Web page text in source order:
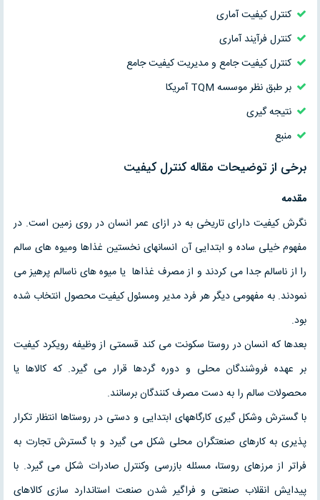
کنترل کیفیت آماری
کنترل فرآیند آماری
کنترل کیفیت جامع و مدیریت کیفیت جامع
بر طبق نظر موسسه TQM آمریکا
نتیجه گیری
منبع
برخی از توضیحات مقاله کنترل کیفیت
مقدمه
نگرش کیفیت دارای تاریخی به در ازای عمر انسان در روی زمین است. در
مفهوم خیلی ساده و ابتدایی آن انسانهای نخستین غذاها ومیوه های سالم
را از ناسالم جدا می کردند و از مصرف غذاها یا میوه های ناسالم پرهیز می
نمودند. به مفهومی دیگر هر فرد مدیر ومسئول کیفیت محصول انتخاب شده
بود.
بعدها که انسان در روستا سکونت می کند قسمتی از وظیفه رویکرد کیفیت
بر عهده فروشندگان محلی و دوره گردها قرار می گیرد. که کالاها یا
محصولات سالم را به دست مصرف کنندگان برسانند.
با گسترش وشکل گیری کارگاههای ابتدایی و دستی در روستاها انتظار تکرار
پذیری به کارهای صنعتگران محلی شکل می گیرد و با گسترش تجارت به
فراتر از مرزهای روستا، مسئله بازرسی وکنترل صادرات شکل می گیرد. با
پیدایش انقلاب صنعتی و فراگیر شدن صنعت استاندارد سازی کالاهای